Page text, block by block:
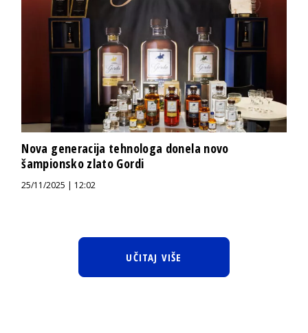
Nova generacija tehnologa donela novo
šampionsko zlato Gordi
25/11/2025 | 12:02
UČITAJ VIŠE